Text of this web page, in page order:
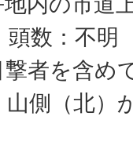
数：不明
者を含め
側（北）